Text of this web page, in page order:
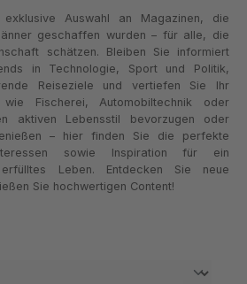
Auswahl an Magazinen, die
geschaffen wurden – für alle, die
schätzen. Bleiben Sie informiert
in Technologie, Sport und Politik,
Reiseziele und vertiefen Sie Ihr
Fischerei, Automobiltechnik oder
aktiven Lebensstil bevorzugen oder
– hier finden Sie die perfekte
sowie Inspiration für ein
Leben. Entdecken Sie neue
Sie hochwertigen Content!